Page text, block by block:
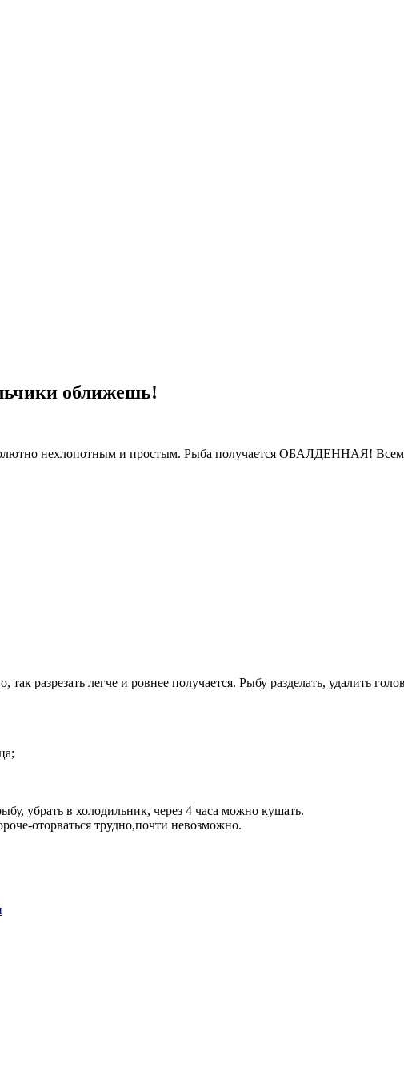
оближешь!
нехлопотным и простым. Рыба получается ОБАЛДЕННАЯ! Всем
разрезать легче и ровнее получается. Рыбу разделать, удалить
убрать в холодильник, через 4 часа можно кушать.
оторваться трудно,почти невозможно.